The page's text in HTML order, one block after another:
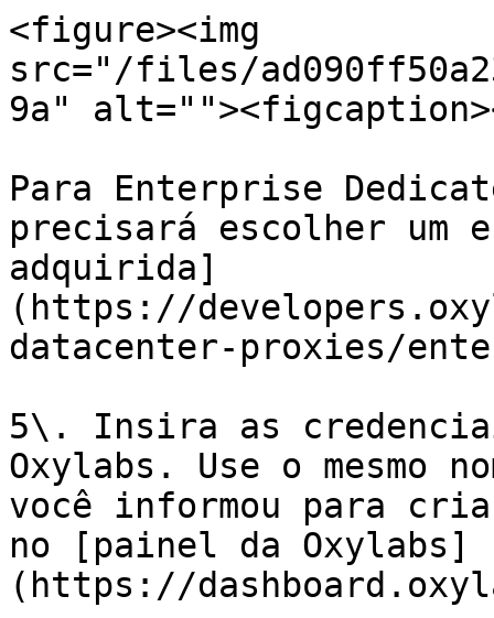
<figure><img
src="/files/
9a"
Para Enterprise
precisará escolher um
adquirida]
(https://
datacenter-proxies/
5\. Insira as
Oxylabs. Use o mesmo
você informou para
no [painel da Oxylabs]
(https://